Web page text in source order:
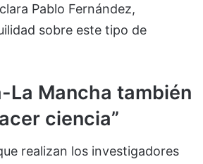
Pablo Fernández,
sobre este tipo de
La Mancha también
ciencia”
realizan los investigadores